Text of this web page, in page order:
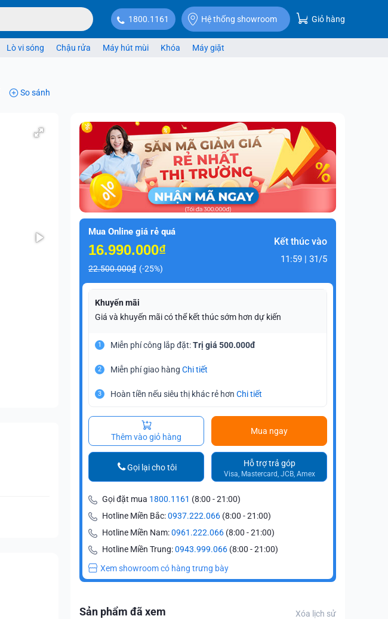
1800.1161 Hệ thống showroom Giỏ hàng
Lò vi sóng Chậu rửa Máy hút mùi Khóa Máy giặt
So sánh
Mua Online giá rẻ quá
16.990.000₫
22.500.000₫ (-25%)
Kết thúc vào
11:59 | 31/5
Khuyến mãi
Giá và khuyến mãi có thể kết thúc sớm hơn dự kiến
1 Miễn phí công lắp đặt:Trị giá 500.000đ
2 Miễn phí giao hàng Chi tiết
3 Hoàn tiền nếu siêu thị khác rẻ hơn Chi tiết
Thêm vào giỏ hàng
Mua ngay
Hỗ trợ trả góp
Visa, Mastercard, JCB, Amex
Gọi lại cho tôi
Gọi đặt mua 1800.1161 (8:00 - 21:00)
Hotline Miền Bắc:0937.222.066 (8:00 - 21:00)
Hotline Miền Nam:0961.222.066 (8:00 - 21:00)
Hotline Miền Trung:0943.999.066 (8:00 - 21:00)
Xem showroom có hàng trưng bày
Sản phẩm đã xem Xóa lịch sử